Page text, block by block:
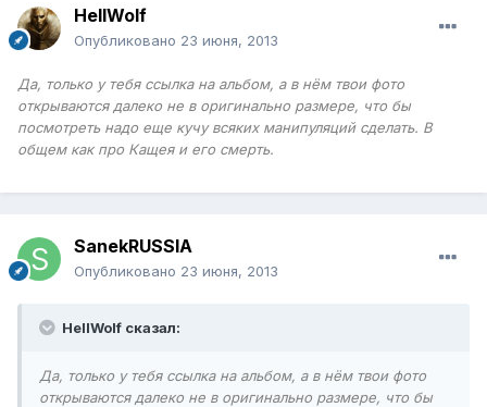
HellWolf
Опубликовано 23 июня, 2013
Да, только у тебя ссылка на альбом, а в нём твои фото
открываются далеко не в оригинально размере, что бы
посмотреть надо еще кучу всяких манипуляций сделать. В
общем как про Кащея и его смерть.
SanekRUSSIA
Опубликовано 23 июня, 2013
HellWolf сказал:
Да, только у тебя ссылка на альбом, а в нём твои фото
открываются далеко не в оригинально размере, что бы